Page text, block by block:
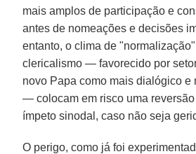
mais amplos de participação e
antes de nomeações e decisões
entanto, o clima de
clericalismo — favorecido por
novo Papa como mais dialógico e
— colocam em risco uma
ímpeto sinodal, caso não seja
O perigo, como já foi